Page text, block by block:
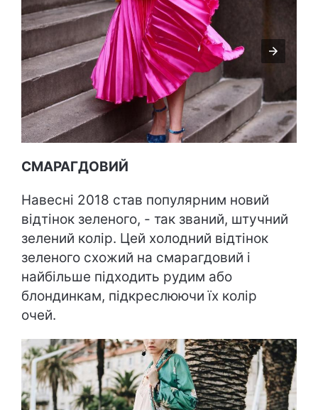
СМАРАГДОВИЙ
Навесні 2018 став популярним новий
відтінок зеленого, - так званий, штучний
зелений колір. Цей холодний відтінок
зеленого схожий на смарагдовий і
найбільше підходить рудим або
блондинкам, підкреслюючи їх колір
очей.